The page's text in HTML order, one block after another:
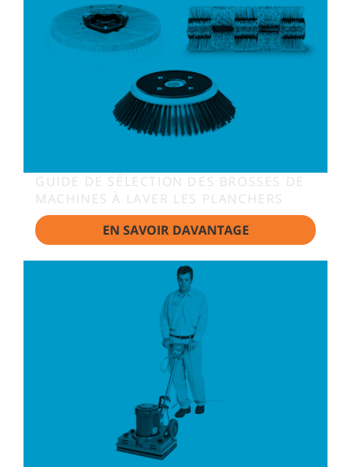
GUIDE DE SÉLECTION DES BROSSES DE
MACHINES À LAVER LES PLANCHERS
EN SAVOIR DAVANTAGE